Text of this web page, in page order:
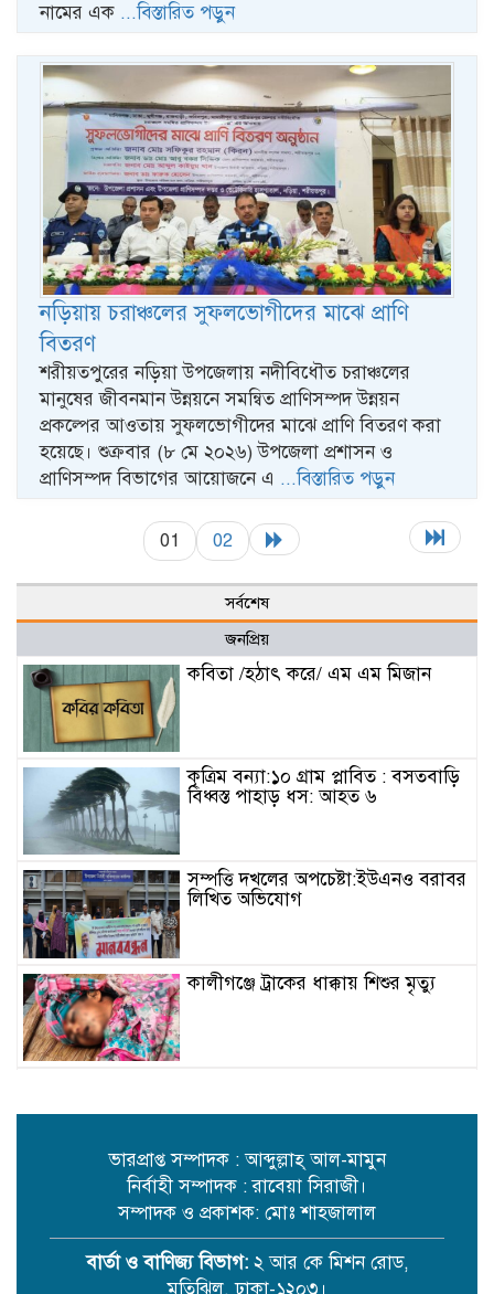
নামের এক ...বিস্তারিত পড়ুন
নড়িয়ায় চরাঞ্চলের সুফলভোগীদের মাঝে প্রাণি
বিতরণ
শরীয়তপুরের নড়িয়া উপজেলায় নদীবিধৌত চরাঞ্চলের
মানুষের জীবনমান উন্নয়নে সমন্বিত প্রাণিসম্পদ উন্নয়ন
প্রকল্পের আওতায় সুফলভোগীদের মাঝে প্রাণি বিতরণ করা
হয়েছে। শুক্রবার (৮ মে ২০২৬) উপজেলা প্রশাসন ও
প্রাণিসম্পদ বিভাগের আয়োজনে এ ...বিস্তারিত পড়ুন
01 02
সর্বশেষ
জনপ্রিয়
কবিতা /হঠাৎ করে/ এম এম মিজান
কৃত্রিম বন্যা:১০ গ্রাম প্লাবিত : বসতবাড়ি
বিধ্বস্ত পাহাড় ধস: আহত ৬
সম্পত্তি দখলের অপচেষ্টা:ইউএনও বরাবর
লিখিত অভিযোগ
কালীগঞ্জে ট্রাকের ধাক্কায় শিশুর মৃত্যু
মেঘনায় বিশ্ব মাতৃদুগ্ধ সপ্তাহ-২০২৬
উপলক্ষে সচেতনতামূলক কর্মসূচি অনুষ্ঠিত
ভারপ্রাপ্ত সম্পাদক : আব্দুল্লাহ্ আল-মামুন
নির্বাহী সম্পাদক : রাবেয়া সিরাজী।
সম্পাদক ও প্রকাশক: মোঃ শাহজালাল
বার্তা ও বাণিজ্য বিভাগ: ২ আর কে মিশন রোড,
মতিঝিল, ঢাকা-১২০৩।